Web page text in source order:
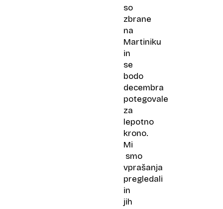
so
zbrane
na
Martiniku
in
se
bodo
decembra
potegovale
za
lepotno
krono.
Mi
smo
vprašanja
pregledali
in
jih